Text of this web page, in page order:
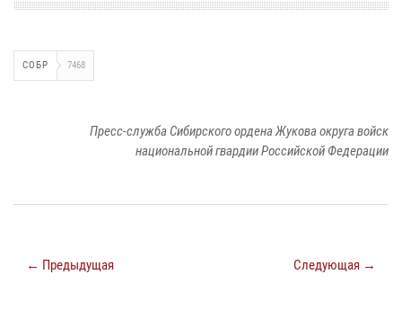
СОБР 7468
Пресс-служба Сибирского ордена Жукова округа войск
национальной гвардии Российской Федерации
← Предыдущая Следующая →